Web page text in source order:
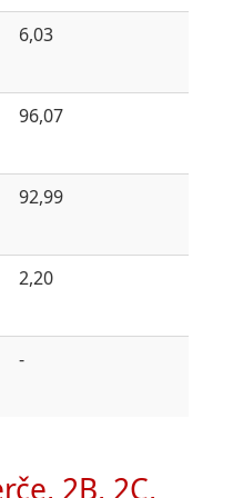
6,03
96,07
92,99
2,20
-
2B, 2C,